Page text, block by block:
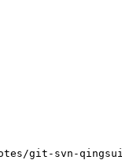
git-svn-qingsui